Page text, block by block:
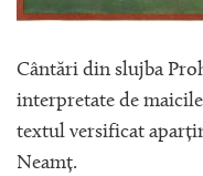
Cântări din slujba
interpretate de
textul versificat
Neamț.